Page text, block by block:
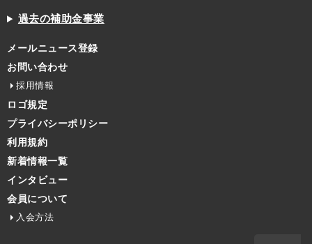
過去の補助金事業
メールニュース登録
お問い合わせ
採用情報
ロゴ規定
プライバシーポリシー
利用規約
新着情報一覧
インタビュー
会員について
入会方法